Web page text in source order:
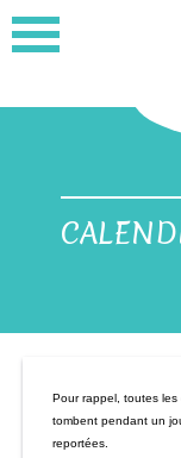
Pour rappel, toutes
tombent pendant un
reportées.